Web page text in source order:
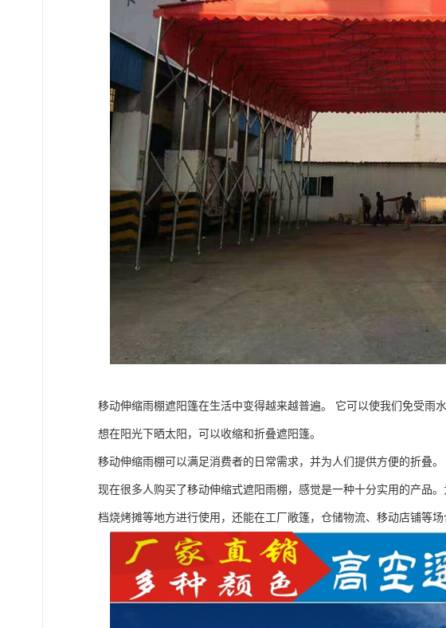
移动伸缩雨棚遮阳篷在生活中变得越来越普遍。 它可以使我们免受雨
想在阳光下晒太阳，可以收缩和折叠遮阳篷。
移动伸缩雨棚可以满足消费者的日常需求，并为人们提供方便的折叠。
现在很多人购买了移动伸缩式遮阳雨棚，感觉是一种十分实用的产品
档烧烤摊等地方进行使用，还能在工厂敞篷，仓储物流、移动店铺等场